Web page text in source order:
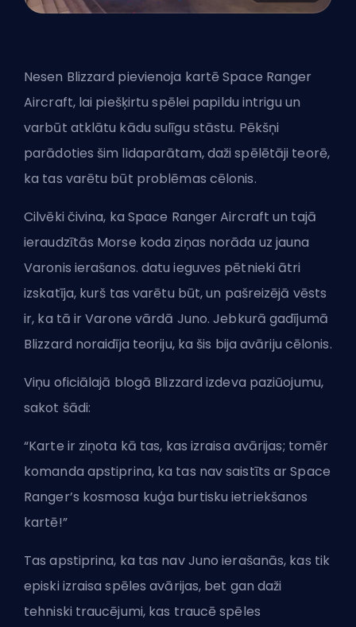
Nesen Blizzard pievienoja kartē Space Ranger
Aircraft, lai piešķirtu spēlei papildu intrigu un
varbūt atklātu kādu sulīgu stāstu. Pēkšņi
parādoties šim lidaparātam, daži spēlētāji teorē,
ka tas varētu būt problēmas cēlonis.
Cilvēki čivina, ka Space Ranger Aircraft un tajā
ieraudzītās Morse koda ziņas norāda uz jauna
Varonis ierašanos. datu ieguves pētnieki ātri
izskatīja, kurš tas varētu būt, un pašreizējā vēsts
ir, ka tā ir Varone vārdā Juno. Jebkurā gadījumā
Blizzard noraidīja teoriju, ka šis bija avāriju cēlonis.
Viņu oficiālajā blogā Blizzard izdeva paziũojumu,
sakot šādi:
“Karte ir ziņota kā tas, kas izraisa avārijas; tomēr
komanda apstiprina, ka tas nav saistīts ar Space
Ranger’s kosmosa kuģa burtisku ietriekšanos
kartē!”
Tas apstiprina, ka tas nav Juno ierašanās, kas tik
episki izraisa spēles avārijas, bet gan daži
tehniski traucējumi, kas traucē spēles